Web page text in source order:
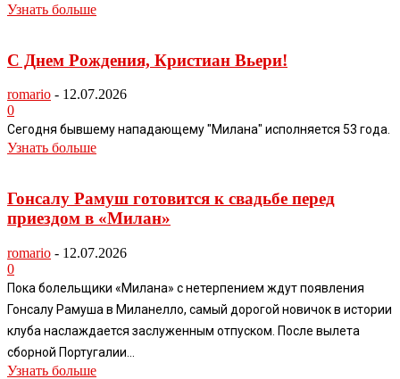
Узнать больше
С Днем Рождения, Кристиан Вьери!
romario - 12.07.2026
0
Сегодня бывшему нападающему "Милана" исполняется 53 года.
Узнать больше
Гонсалу Рамуш готовится к свадьбе перед
приездом в «Милан»
romario - 12.07.2026
0
Пока болельщики «Милана» с нетерпением ждут появления
Гонсалу Рамуша в Миланелло, самый дорогой новичок в истории
клуба наслаждается заслуженным отпуском. После вылета
сборной Португалии...
Узнать больше